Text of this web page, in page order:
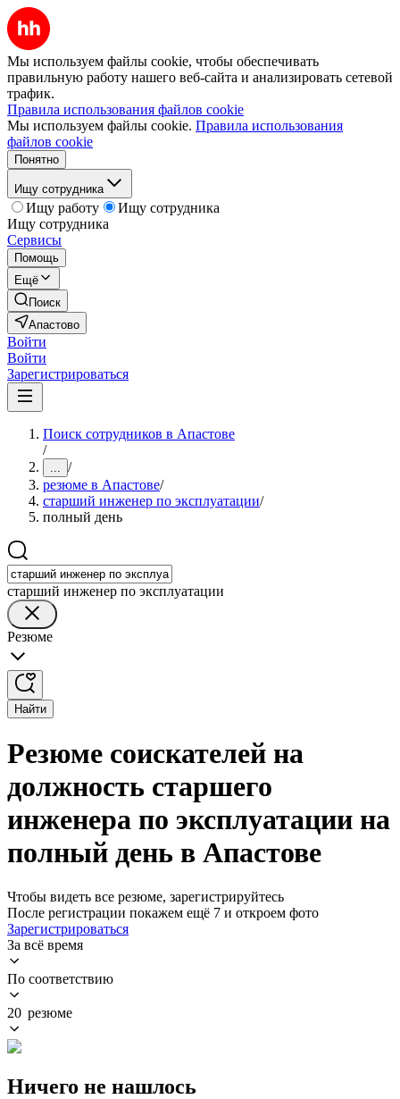
Мы используем файлы cookie, чтобы обеспечивать
правильную работу нашего веб-сайта и анализировать сетевой
трафик.
Правила использования файлов cookie
Мы используем файлы cookie. Правила использования
файлов cookie
Понятно
Ищу сотрудника
Ищу работу
Ищу сотрудника
Ищу сотрудника
Сервисы
Помощь
Ещё
Поиск
Апастово
Войти
Войти
Зарегистрироваться
Поиск сотрудников в Апастове
/
... /
резюме в Апастове/
старший инженер по эксплуатации/
полный день
старший инженер по эксплуатации
Резюме
Найти
Резюме соискателей на
должность старшего
инженера по эксплуатации на
полный день в Апастове
Чтобы видеть все резюме, зарегистрируйтесь
После регистрации покажем ещё 7 и откроем фото
Зарегистрироваться
За всё время
По соответствию
20 резюме
Ничего не нашлось